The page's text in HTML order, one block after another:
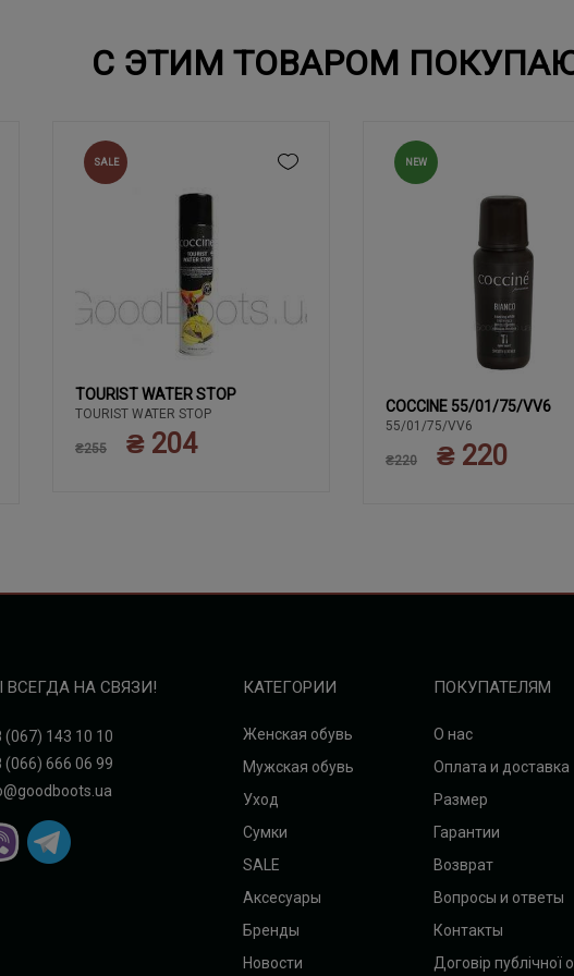
С ЭТИМ ТОВАРОМ
SALE
TOURIST WATER STOP
TOURIST WATER STOP
₴255 ₴ 204
NEW
COCCINE 55/01/75/VV6
55/01/75/VV6
₴220 ₴ 220
НА СВЯЗИ!
(067) 143 10 10
(066) 666 06 99
КАТЕГОРИИ
Женская обувь
Мужская обувь
Уход
Сумки
SALE
Аксесуары
Бренды
Новости
ПОКУПАТЕЛЯМ
О нас
Оплата и доставка
Размер
Гарантии
Возврат
Вопросы и ответы
Контакты
Договір публічної